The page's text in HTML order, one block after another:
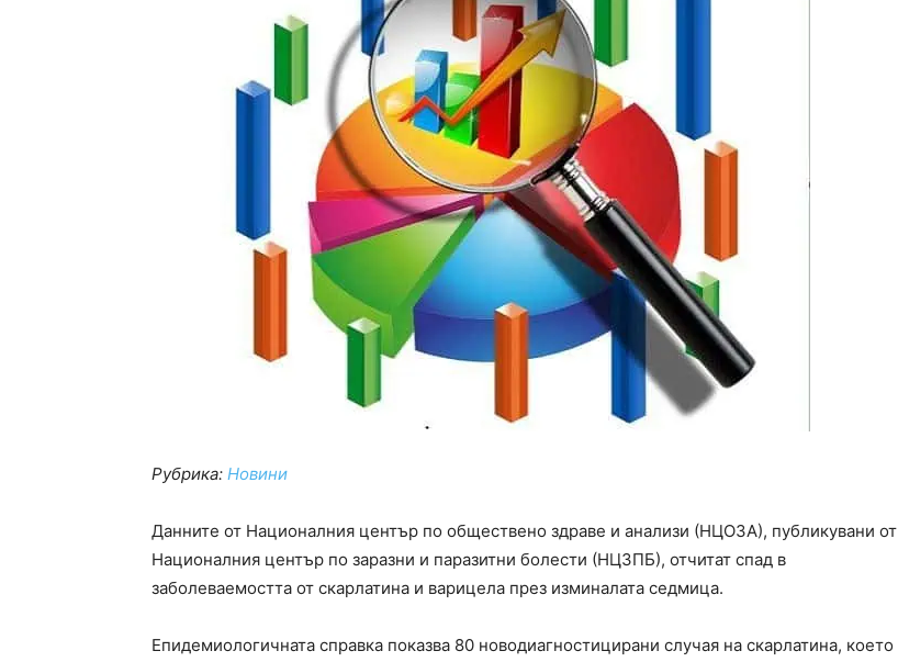
Рубрика: Новини
Данните от Националния център по обществено здраве и анализи (НЦОЗА), публикувани от
Националния център по заразни и паразитни болести (НЦЗПБ), отчитат спад в
заболеваемостта от скарлатина и варицела през изминалата седмица.
Епидемиологичната справка показва 80 новодиагностицирани случая на скарлатина, което